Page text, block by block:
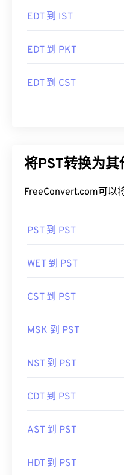
EDT 到 IST
EDT 到 PKT
EDT 到 CST
将PST转换为其
FreeConvert.com可以
PST 到 PST
WET 到 PST
CST 到 PST
MSK 到 PST
NST 到 PST
CDT 到 PST
AST 到 PST
HDT 到 PST